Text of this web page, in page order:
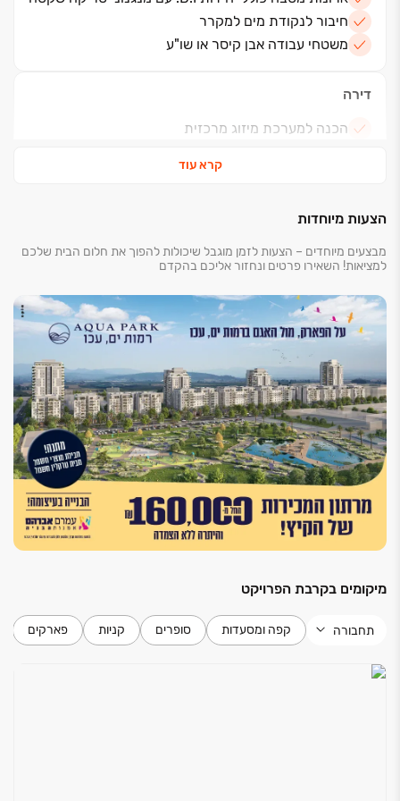
חיבור לנקודת מים למקרר
משטחי עבודה אבן קיסר או שו"ע
דירה
הכנה למערכת מיזוג מרכזית
אינטרקום במעגל סגור עם מסך צבעוני
חימום מים סולארי/ משאבת חום
שקע חשמל וברז מים במרפסת שמש
דלת בטחון מעוצבת במבחר גוונים פנדור או שו"ע
מפסק מחליף בחדרי שינה
נקודות טלוויזיה, טלפון והכנה לתקשורת מחשבים בכל
חדר
מרפסת שמש הכוללת מעקות אלומיניום מזוגג בשילוב
זכוכית
חשמל תלת פאזי
מערכת חשמל - בית חכם - לשליטה בחלל המגורים
חלונות בעלי זכוכית בידודית / טריפלקס בסלון וחדרי
השינה
בניין
מחסן פרטי בחניון תת קרקעי
מעליות מפוארות ומהירות בשילוב נירוסטה ומראות
בניה ירוקה לפי תקן 5281
חניון תת קרקעי רחב ידיים
קרא עוד
הצעות מיוחדות
מבצעים מיוחדים – הצעות לזמן מוגבל שיכולות להפוך את חלום הבית שלכם
למציאות! השאירו פרטים ונחזור אליכם בהקדם
מיקומים בקרבת הפרויקט
תחבורה קפה ומסעדות סופרים קניות פארקים